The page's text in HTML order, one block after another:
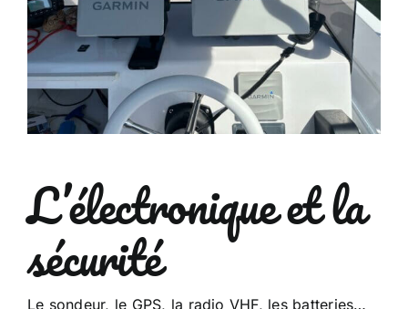
L’électronique et la
sécurité
Le sondeur, le GPS, la radio VHF, les batteries…